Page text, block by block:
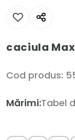
caciula
Cod produs:
Mărimi:Tabel